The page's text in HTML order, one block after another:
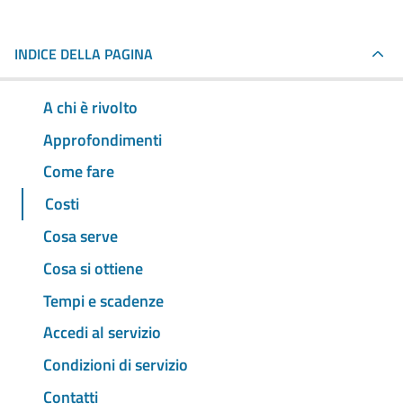
INDICE DELLA PAGINA
A chi è rivolto
Approfondimenti
Come fare
Costi
Cosa serve
Cosa si ottiene
Tempi e scadenze
Accedi al servizio
Condizioni di servizio
Contatti